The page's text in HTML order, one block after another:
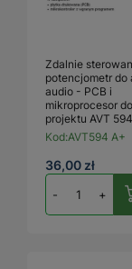
Zdalnie
potencjometr do
audio - PCB i
mikroprocesor do
projektu AVT 594
Kod:AVT594 A+
36,00 zł
- +